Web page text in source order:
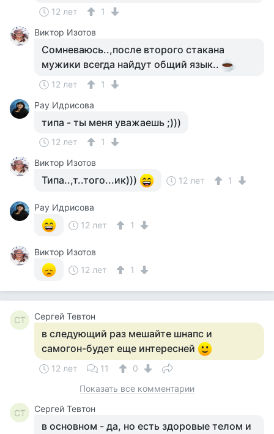
12 лет
1
Виктор Изотов
Сомневаюсь..,после второго стакана
мужики всегда найдут общий язык..
12 лет
1
Рау Идрисова
типа - ты меня уважаешь ;)))
12 лет
1
Виктор Изотов
Типа..,т..того...ик))) 12 лет 1
Рау Идрисова
12 лет
1
Виктор Изотов
12 лет
1
СТ Сергей Тевтон
в следующий раз мешайте шнапс и
самогон-будет еще интересней
12 лет 11
0
Показать все комментарии
СТ Сергей Тевтон
в основном - да, но есть здоровые телом и